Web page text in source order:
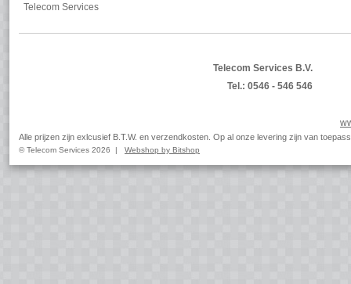
Telecom Services
Telecom Services B.V.
Tel.: 0546 - 546 546
Alle prijzen zijn exlcusief B.T.W. en verzendkosten. Op al onze levering zijn van
© Telecom Services 2026 | Webshop by Bitshop